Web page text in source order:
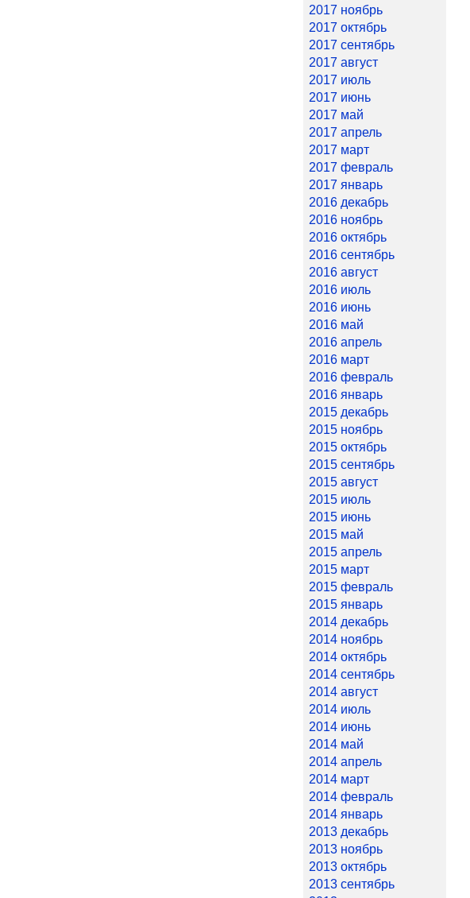
2017 ноябрь
2017 октябрь
2017 сентябрь
2017 август
2017 июль
2017 июнь
2017 май
2017 апрель
2017 март
2017 февраль
2017 январь
2016 декабрь
2016 ноябрь
2016 октябрь
2016 сентябрь
2016 август
2016 июль
2016 июнь
2016 май
2016 апрель
2016 март
2016 февраль
2016 январь
2015 декабрь
2015 ноябрь
2015 октябрь
2015 сентябрь
2015 август
2015 июль
2015 июнь
2015 май
2015 апрель
2015 март
2015 февраль
2015 январь
2014 декабрь
2014 ноябрь
2014 октябрь
2014 сентябрь
2014 август
2014 июль
2014 июнь
2014 май
2014 апрель
2014 март
2014 февраль
2014 январь
2013 декабрь
2013 ноябрь
2013 октябрь
2013 сентябрь